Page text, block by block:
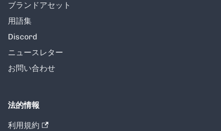
ブランドアセット
用語集
Discord
ニュースレター
お問い合わせ
法的情報
利用規約